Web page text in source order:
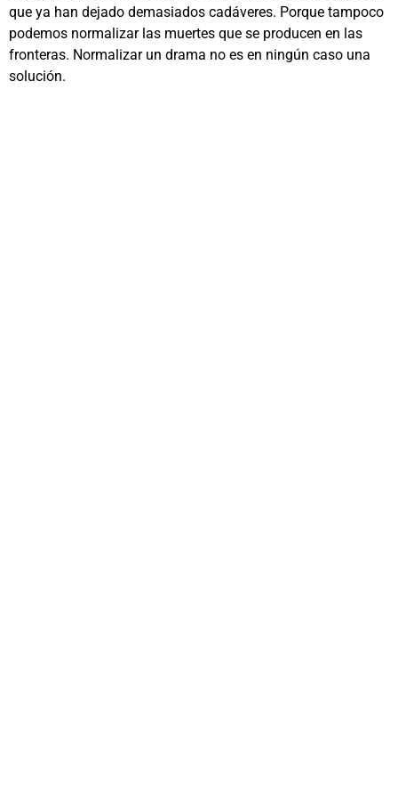
que ya han dejado demasiados cadáveres. Porque tampoco
podemos normalizar las muertes que se producen en las
fronteras. Normalizar un drama no es en ningún caso una
solución.